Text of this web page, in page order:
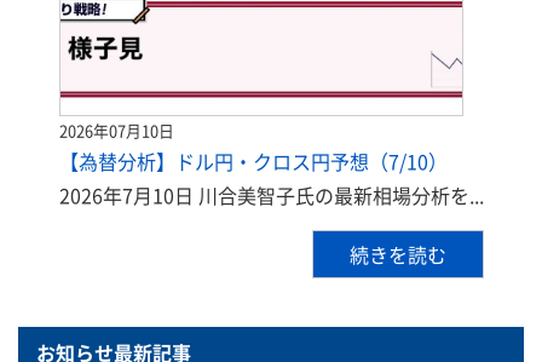
2026年07月10日
【為替分析】ドル円・クロス円予想（7/10）
2026年7月10日 川合美智子氏の最新相場分析を...
続きを読む
お知らせ最新記事